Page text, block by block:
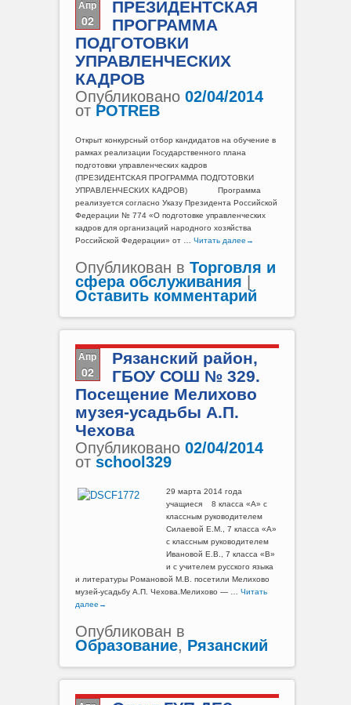
Апр
02
ПРЕЗИДЕНТСКАЯ
ПРОГРАММА
ПОДГОТОВКИ
УПРАВЛЕНЧЕСКИХ
КАДРОВ
Опубликовано 02/04/2014
от POTREB
Открыт конкурсный отбор кандидатов на обучение в
рамках реализации Государственного плана
подготовки управленческих кадров
(ПРЕЗИДЕНТСКАЯ ПРОГРАММА ПОДГОТОВКИ
УПРАВЛЕНЧЕСКИХ КАДРОВ) Программа
реализуется согласно Указу Президента Российской
Федерации № 774 «О подготовке управленческих
кадров для организаций народного хозяйства
Российской Федерации» от … Читать далее →
Опубликован в Торговля и
сфера обслуживания
Оставить комментарий
Апр
02
Рязанский район,
ГБОУ СОШ № 329.
Посещение Мелихово
музея-усадьбы А.П.
Чехова
Опубликовано 02/04/2014
от school329
29 марта 2014 года
учащиеся 8 класса «А» с
классным руководителем
Силаевой Е.М., 7 класса «А»
с классным руководителем
Ивановой Е.В., 7 класса «В»
и с учителем русского языка
и литературы Романовой М.В. посетили Мелихово
музей-усадьбу А.П. Чехова.Мелихово — … Читать
далее →
Опубликован в
Образование, Рязанский